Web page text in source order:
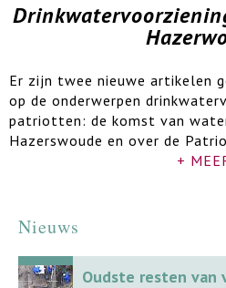
Er zijn twee nieuwe artikelen
op de onderwerpen
patriotten: de komst van
Hazerswoude en over de
+
Nieuws
Oudste resten van